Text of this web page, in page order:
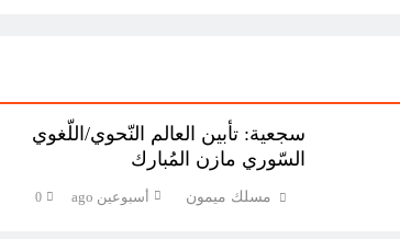
سجعية: تأبين العالم النّحوي/اللّغوي
السّوري مازن المُبارك
مسلك ميمون أسبوعين ago 0